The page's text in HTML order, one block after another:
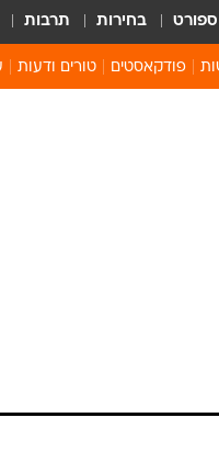
ספורט בחירות תרבות
פודקאסטים טורים ודעות